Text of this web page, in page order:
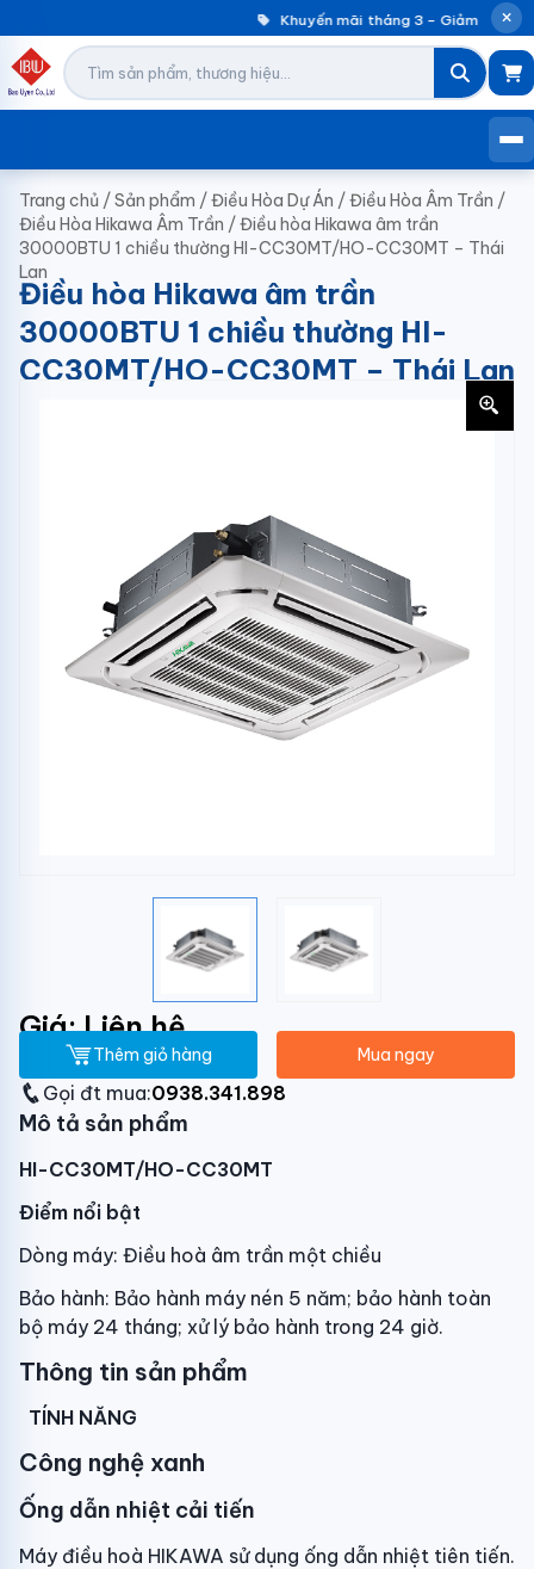
Khuyến mãi tháng 3 – Giảm đến
Trang chủ /Sản phẩm /Điều Hòa Dự Án /Điều Hòa Âm Trần /
Điều Hòa Hikawa Âm Trần /Điều hòa Hikawa âm trần
30000BTU 1 chiều thường HI-CC30MT/HO-CC30MT – Thái
Lan
Điều hòa Hikawa âm trần
30000BTU 1 chiều thường HI-
CC30MT/HO-CC30MT – Thái Lan
Giá: Liên hệ
Thêm giỏ hàng Mua ngay
Gọi đt mua:0938.341.898
Mô tả sản phẩm
HI-CC30MT/HO-CC30MT
Điểm nổi bật
Dòng máy: Điều hoà âm trần một chiều
Bảo hành: Bảo hành máy nén 5 năm; bảo hành toàn
bộ máy 24 tháng; xử lý bảo hành trong 24 giờ.
Thông tin sản phẩm
TÍNH NĂNG
Công nghệ xanh
Ống dẫn nhiệt cải tiến
Máy điều hoà HIKAWA sử dụng ống dẫn nhiệt tiên tiến.